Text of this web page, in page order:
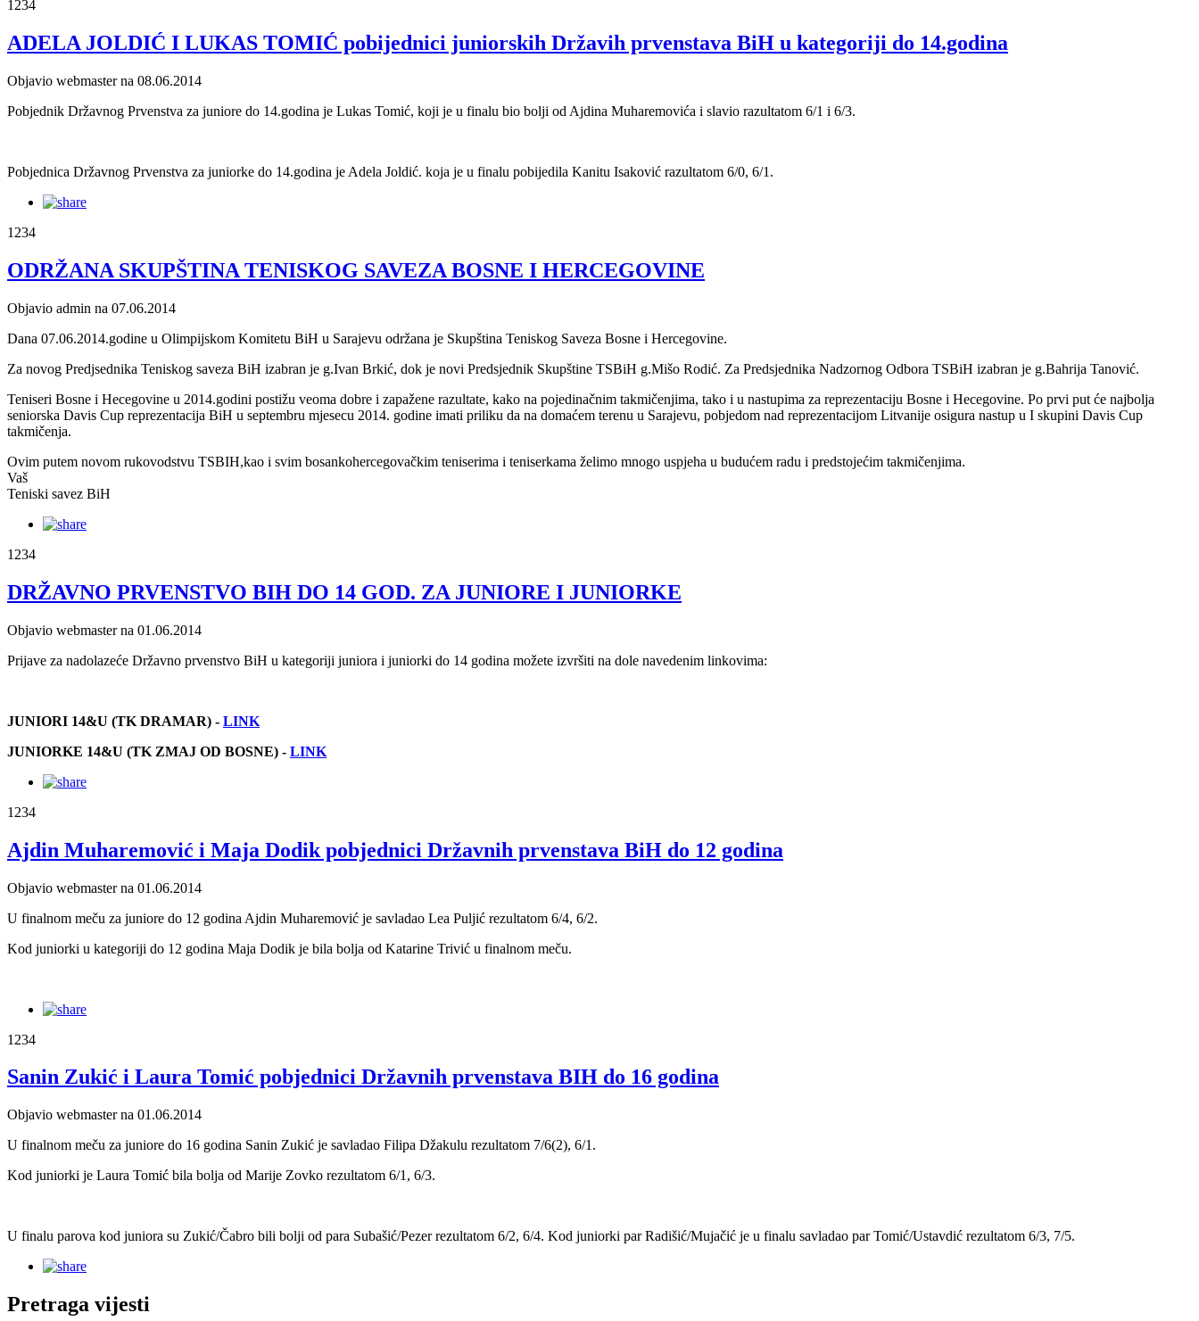
1234
ADELA JOLDIĆ I LUKAS TOMIĆ pobijednici juniorskih Državih prvenstava BiH u kategoriji do 14.godina
Objavio webmaster na 08.06.2014
Pobjednik Državnog Prvenstva za juniore do 14.godina je Lukas Tomić, koji je u finalu bio bolji od Ajdina Muharemovića i slavio razultatom 6/1 i 6/3.
Pobjednica Državnog Prvenstva za juniorke do 14.godina je Adela Joldić. koja je u finalu pobijedila Kanitu Isaković razultatom 6/0, 6/1.
1234
ODRŽANA SKUPŠTINA TENISKOG SAVEZA BOSNE I HERCEGOVINE
Objavio admin na 07.06.2014
Dana 07.06.2014.godine u Olimpijskom Komitetu BiH u Sarajevu održana je Skupština Teniskog Saveza Bosne i Hercegovine.
Za novog Predjsednika Teniskog saveza BiH izabran je g.Ivan Brkić, dok je novi Predsjednik Skupštine TSBiH g.Mišo Rodić. Za Predsjednika Nadzornog Odbora TSBiH izabran je g.Bahrija Tanović.
Teniseri Bosne i Hecegovine u 2014.godini postižu veoma dobre i zapažene razultate, kako na pojedinačnim takmičenjima, tako i u nastupima za reprezentaciju Bosne i Hecegovine. Po prvi put će najbolja
seniorska Davis Cup reprezentacija BiH u septembru mjesecu 2014. godine imati priliku da na domaćem terenu u Sarajevu, pobjedom nad reprezentacijom Litvanije osigura nastup u I skupini Davis Cup
takmičenja.
Ovim putem novom rukovodstvu TSBIH,kao i svim bosankohercegovačkim teniserima i teniserkama želimo mnogo uspjeha u budućem radu i predstojećim takmičenjima.
Vaš
Teniski savez BiH
1234
DRŽAVNO PRVENSTVO BIH DO 14 GOD. ZA JUNIORE I JUNIORKE
Objavio webmaster na 01.06.2014
Prijave za nadolazeće Državno prvenstvo BiH u kategoriji juniora i juniorki do 14 godina možete izvršiti na dole navedenim linkovima:
JUNIORI 14&U (TK DRAMAR) - LINK
JUNIORKE 14&U (TK ZMAJ OD BOSNE) - LINK
1234
Ajdin Muharemović i Maja Dodik pobjednici Državnih prvenstava BiH do 12 godina
Objavio webmaster na 01.06.2014
U finalnom meču za juniore do 12 godina Ajdin Muharemović je savladao Lea Puljić rezultatom 6/4, 6/2.
Kod juniorki u kategoriji do 12 godina Maja Dodik je bila bolja od Katarine Trivić u finalnom meču.
1234
Sanin Zukić i Laura Tomić pobjednici Državnih prvenstava BIH do 16 godina
Objavio webmaster na 01.06.2014
U finalnom meču za juniore do 16 godina Sanin Zukić je savladao Filipa Džakulu rezultatom 7/6(2), 6/1.
Kod juniorki je Laura Tomić bila bolja od Marije Zovko rezultatom 6/1, 6/3.
U finalu parova kod juniora su Zukić/Čabro bili bolji od para Subašić/Pezer rezultatom 6/2, 6/4. Kod juniorki par Radišić/Mujačić je u finalu savladao par Tomić/Ustavdić rezultatom 6/3, 7/5.
Pretraga vijesti